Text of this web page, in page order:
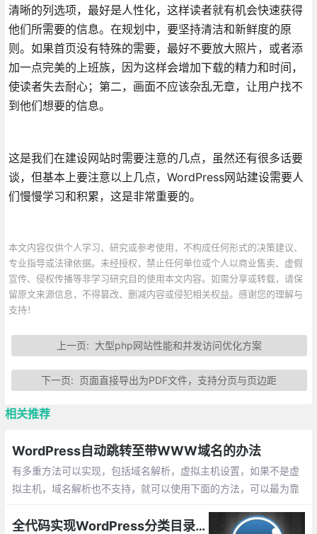
清晰的列选项，最好是人性化，这样读者就有机会快速获得
他们所需要的信息。在规划中，要坚持清洁和新鲜度的原
则。如果首页没有特殊的需要，最好不要放大照片，或者添
加一点完美的上班族，因为这样会增加下载的精力和时间，
使读者失去耐心；第二，画面不应该杂乱无章，让用户找不
到他们想要的信息。
这是我们在建设网站时需要注意的几点，虽然还有很多话要
谈，但基本上要注意以上几点，WordPress网站建设需要人
们慢慢学习和积累，这是非常重要的。
本文内容仅供个人学习、研究或参考使用，不构成任何形式的决策建议、
专业指导或法律依据。未经授权，禁止任何单位或个人以商业售卖、虚假
宣传、侵权传播等非学习研究目的使用本文内容。如需分享或转载，请保
留原文来源信息，不得篡改、删减内容或侵犯相关权益。感谢您的理解与
支持！
上一页: 大型php网站性能和并发访问优化方案
下一页: 页面直接导出为PDF文件，支持分页与页边距
相关推荐
WordPress自动跳转至带WWW域名的办法
有多重方法可以实现，包括域名解析，虚拟主机设置，如果不是虚
拟主机，域名解析也不支持，就可以使用下面的方法，可以最为靠
全代码实现WordPress分类目录和标签添加新的自定义字段